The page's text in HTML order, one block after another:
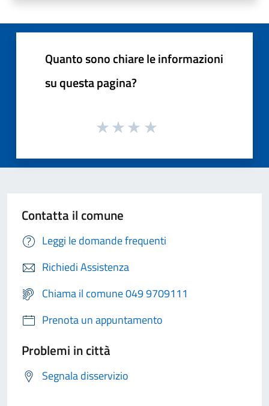
Quanto sono chiare le informazioni
su questa pagina?
Contatta il comune
Leggi le domande frequenti
Richiedi Assistenza
Chiama il comune 049 9709111
Prenota un appuntamento
Problemi in città
Segnala disservizio